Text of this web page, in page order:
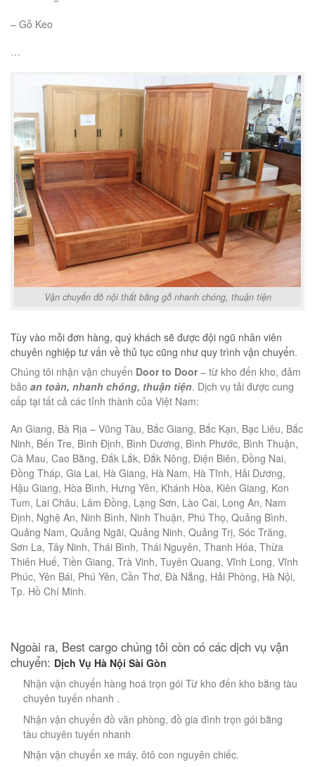
– Gỗ Keo
…
Vận chuyển đồ nội thất bằng gỗ nhanh chóng, thuận tiện
Tùy vào mỗi đơn hàng, quý khách sẽ được đội ngũ nhân viên
chuyên nghiệp tư vấn về thủ tục cũng như quy trình vận chuyển.
Chúng tôi nhận vận chuyển Door to Door – từ kho đến kho, đảm
bảo an toàn, nhanh chóng, thuận tiện. Dịch vụ tải được cung
cấp tại tất cả các tỉnh thành của Việt Nam:
An Giang, Bà Rịa – Vũng Tàu, Bắc Giang, Bắc Kạn, Bạc Liêu, Bắc
Ninh, Bến Tre, Bình Định, Bình Dương, Bình Phước, Bình Thuận,
Cà Mau, Cao Bằng, Đắk Lắk, Đắk Nông, Điện Biên, Đồng Nai,
Đồng Tháp, Gia Lai, Hà Giang, Hà Nam, Hà Tĩnh, Hải Dương,
Hậu Giang, Hòa Bình, Hưng Yên, Khánh Hòa, Kiên Giang, Kon
Tum, Lai Châu, Lâm Đồng, Lạng Sơn, Lào Cai, Long An, Nam
Định, Nghệ An, Ninh Bình, Ninh Thuận, Phú Thọ, Quảng Bình,
Quảng Nam, Quảng Ngãi, Quảng Ninh, Quảng Trị, Sóc Trăng,
Sơn La, Tây Ninh, Thái Bình, Thái Nguyên, Thanh Hóa, Thừa
Thiên Huế, Tiền Giang, Trà Vinh, Tuyên Quang, Vĩnh Long, Vĩnh
Phúc, Yên Bái, Phú Yên, Cần Thơ, Đà Nẵng, Hải Phòng, Hà Nội,
Tp. Hồ Chí Minh.
Ngoài ra, Best cargo chúng tôi còn có các dịch vụ vận
chuyển: Dịch Vụ Hà Nội Sài Gòn
Nhận vận chuyển hàng hoá trọn gói Từ kho đến kho bằng tàu
chuyên tuyến nhanh .
Nhận vận chuyển đồ văn phòng, đồ gia đình trọn gói bằng
tàu chuyên tuyến nhanh
Nhận vận chuyển xe máy, ôtô con nguyên chiếc.